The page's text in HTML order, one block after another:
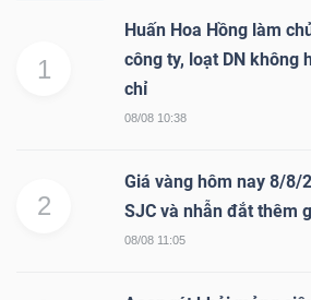
1
Huấn Hoa Hồng làm
công ty, loạt DN không
chỉ
08/08 10:38
2
Giá vàng hôm nay 8/8/
SJC và nhẫn đắt thêm
08/08 11:05